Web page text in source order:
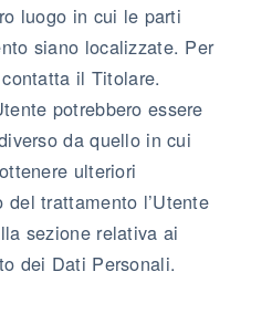
luogo in cui le parti
siano localizzate. Per
il Titolare.
potrebbero essere
da quello in cui
ulteriori
trattamento l’Utente
sezione relativa ai
dei Dati Personali.